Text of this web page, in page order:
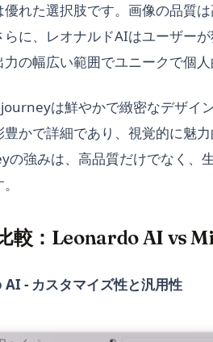
優れた選択肢です。画像の品質
らに、レオナルドAIはユーザー
力の幅広い範囲でユニークで個
は鮮やかで緻密なデザイ
かで詳細であり、視覚的に魅
強みは、高品質だけでなく、
較：Leonardo AI vs
- カスタマイズ性と汎用性